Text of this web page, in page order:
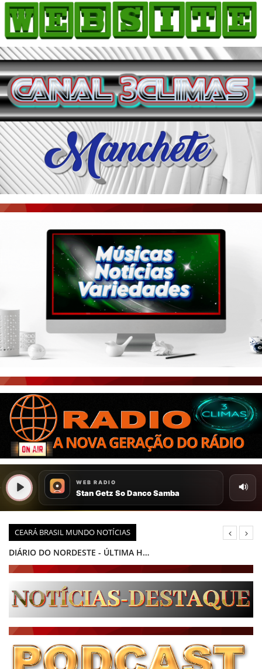
CEARÁ BRASIL MUNDO NOTÍCIAS
DIÁRIO DO NORDESTE - ÚLTIMA HORA
PODCAST - PONTO DE VISTA
BRASIL DE FATO - ÚLTIMAS NOTÍCIAS
NOTÍCIAS DESTAQUE DO DIA
NOTÍCIAS TAMBÉM NA TELA
HOME
COMO ANUNCIAR
JORNAIS DO BRASIL
PODCAST/NOTÍCIAS
AS NOTÍCIAS DO DIA
ACONTECEU...VIROU MANCHETE!
BLOGS & COLUNAS
AGÊNCIA DE NOTÍCIAS
CNN BRASIL
PORTAL CEARÁ
ÚLTIMAS POSTAGENS
BOAS NOTÍCIAS...VIRAM MANCHETE!
CEARÁ BRASIL NOTÍCIAS
CEARÁ BRASIL MUNDO 1
BRASIL DE FATO
NOTÍCIAS GERAIS
CONECTE-SE
REGISTO